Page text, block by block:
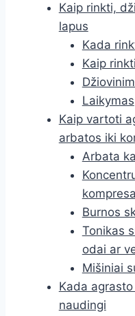
Kaip rinkti,
lapus
Kada
Kaip rinkti
Laikymas
Kaip vartoti
arbatos iki
Arbata
Burnos
Tonikas
odai ar
Mišiniai
Kada
naudingi